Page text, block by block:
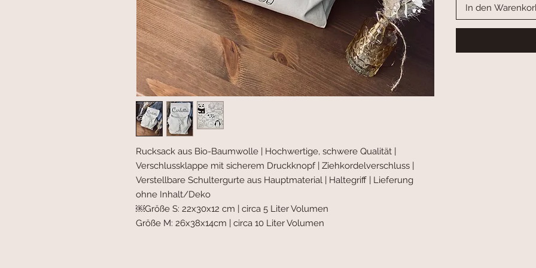
Rucksack aus Bio-Baumwolle | Hochwertige, schwere Qualität |
Verschlussklappe mit sicherem Druckknopf | Ziehkordelverschluss |
Verstellbare Schultergurte aus Hauptmaterial | Haltegriff | Lieferung
ohne Inhalt/Deko
￼Größe S: 22x30x12 cm | circa 5 Liter Volumen
Größe M: 26x38x14cm | circa 10 Liter Volumen
In den